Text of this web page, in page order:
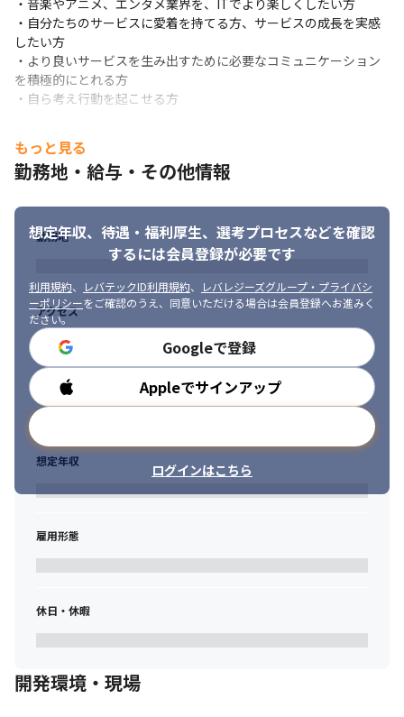
・音楽やアニメ、エンタメ業界を、ITでより楽しくしたい方
・自分たちのサービスに愛着を持てる方、サービスの成長を実感
したい方
・より良いサービスを生み出すために必要なコミュニケーション
を積極的にとれる方
・自ら考え行動を起こせる方
もっと見る
勤務地・給与・その他情報
想定年収、待遇・福利厚生、 選考プロセスなどを確認
するには会員登録が必要です
利用規約、 レバテックID利用規約、
レバレジーズグループ・プライバシ
ーポリシーをご確認のうえ、同意いただける場合は会員登録へお進みく
ださい。
Googleで登録
Appleでサインアップ
ログインはこちら
勤務地
アクセス
勤務時間
想定年収
雇用形態
休日・休暇
開発環境・現場